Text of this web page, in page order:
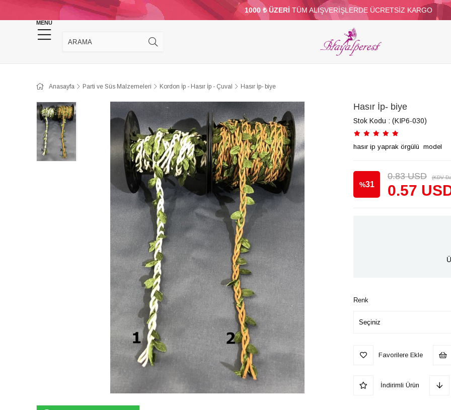
1000 ₺ ÜZERİ TÜM ALIŞVERİŞLERDE ÜCRETSİZ KARGO
MENU
KINA DÜĞÜN MALZEMELERİ TAKI MALZEMELERİ PARTİ VE SÜS MALZEMELERİ TÜY BONCUKLAR
TOPTAN DİĞER
Anasayfa Parti ve Süs Malzemeleri Kordon İp - Hasır İp - Çuval Hasır İp- biye
Hasır İp- biye
Stok Kodu (KIP6-030)
hasır ip yaprak örgülü model
%31
0.83 USD (KDV
0.57
Renk
Favorilere Ekle
İndirimli Ürün